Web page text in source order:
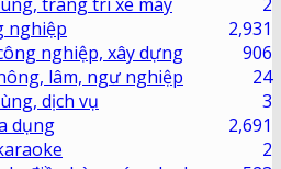
nghiệp
2,931
nghiệp, xây dựng
906
lâm, ngư nghiệp
24
dịch vụ
3
dụng
2,691
2